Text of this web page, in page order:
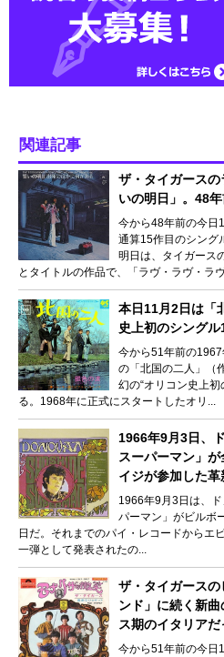
関連記事
ザ・タイガース
いの明日」。48
今から48年前の今日
通算15作目のシング
明日は、タイガース
とタイトルの作品で、「ラヴ・ラヴ・ラ
本日11月2日は「
史上初のシングル
今から51年前の
の「北国の二人」（
幻の“オリコン史上
る。1968年に正式にスタートしたオリ...
1966年9月3日、
スーパーマン」
イジが参加した革
1966年9月3日は、
パーマン」がビルボ
日だ。それまでのパイ・レコードからエ
一弾として発表されたの...
ザ・タイガース
ンド」に続く新
ス期のイタリアだ
今から51年前の今日